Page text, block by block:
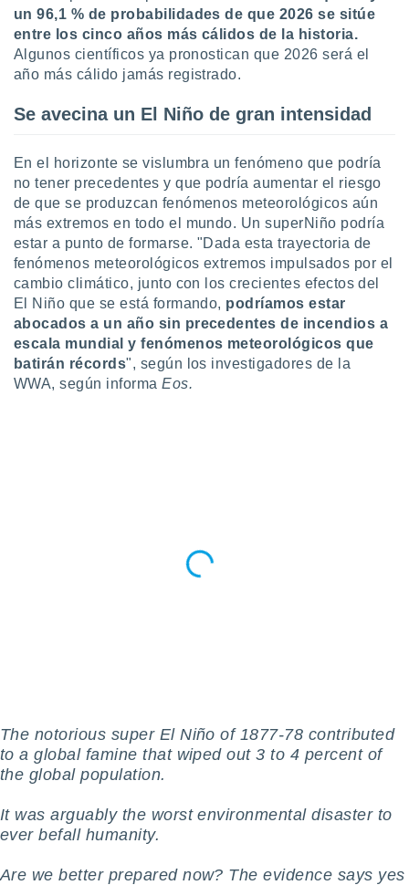
perfiles
utilizar
crear un
la
contenido
medir el
de la
el
de
o a través
de
de
de
uso de
un 96,1 % de probabilidades de que 2026 se sitúe
entre los cinco años más cálidos de la historia.
Algunos científicos ya pronostican que 2026 será el
año más cálido jamás registrado.
Se avecina un El Niño de gran intensidad
En el horizonte se vislumbra un fenómeno que podría
no tener precedentes y que podría aumentar el riesgo
de que se produzcan fenómenos meteorológicos aún
más extremos en todo el mundo. Un superNiño podría
estar a punto de formarse. "Dada esta trayectoria de
fenómenos meteorológicos extremos impulsados por el
cambio climático, junto con los crecientes efectos del
El Niño que se está formando, podríamos estar
abocados a un año sin precedentes de incendios a
escala mundial y fenómenos meteorológicos que
batirán récords", según los investigadores de la
WWA, según informaEos.
The notorious super El Niño of 1877-78 contributed
to a global famine that wiped out 3 to 4 percent of
the global population.
It was arguably the worst environmental disaster to
ever befall humanity.
Are we better prepared now? The evidence says yes